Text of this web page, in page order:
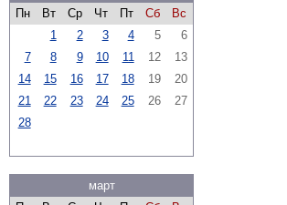
Пн
Вт Ср Чт Пт Сб
Вс
1
2 3 4 5
6
7
8 9 10 11 12
13
14
15 16 17 18 19
20
21
22 23 24 25 26
27
28
март